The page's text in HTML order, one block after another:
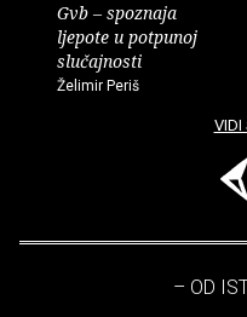
Gvb – spoznaja
ljepote u potpunoj
slučajnosti
Želimir Periš
VIDI
– OD